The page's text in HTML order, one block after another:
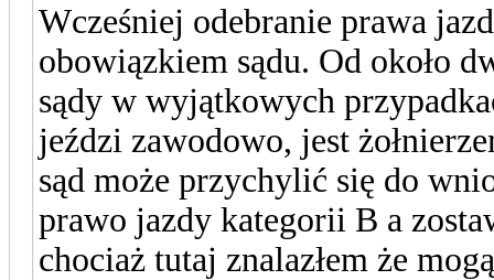
Wcześniej odebranie prawa
obowiązkiem sądu. Od około
sądy w wyjątkowych
jeździ zawodowo, jest
sąd może przychylić się do
prawo jazdy kategorii B a
chociaż tutaj znalazłem że